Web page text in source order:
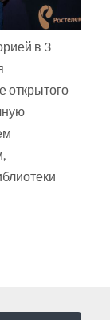
в 3
открытого